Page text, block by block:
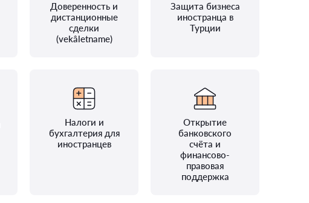
Доверенность и
дистанционные
сделки
(vekâletname)
Защита бизнеса
иностранца в
Турции
Налоги и
бухгалтерия для
иностранцев
Открытие
банковского
счёта и
финансово-
правовая
поддержка